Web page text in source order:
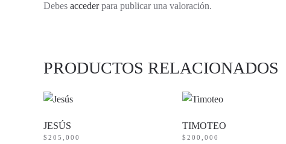
Debes accederpara publicar una valoración.
PRODUCTOS RELACIONADOS
JESÚS
$ 205,000
TIMOTEO
$ 200,000